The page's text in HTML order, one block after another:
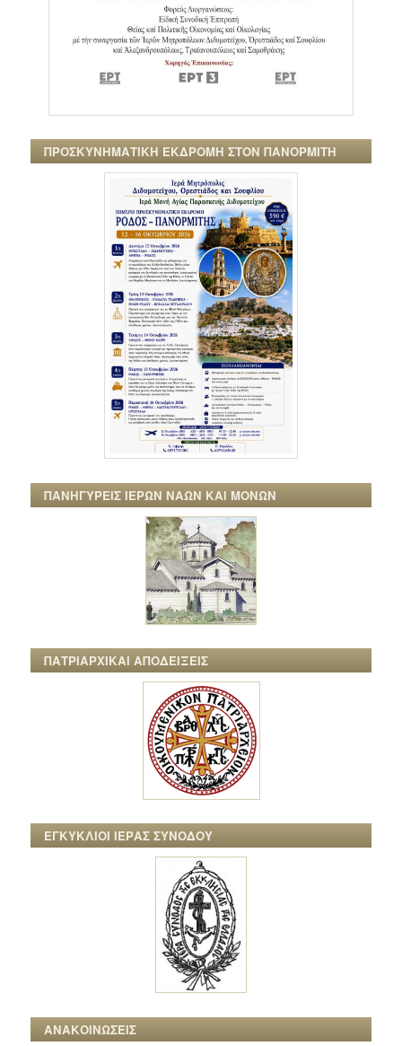
ΠΡΟΣΚΥΝΗΜΑΤΙΚΗ ΕΚΔΡΟΜΗ ΣΤΟΝ ΠΑΝΟΡΜΙΤΗ
ΠΑΝΗΓΥΡΕΙΣ ΙΕΡΩΝ ΝΑΩΝ ΚΑΙ ΜΟΝΩΝ
ΠΑΤΡΙΑΡΧΙΚΑΙ ΑΠΟΔΕΙΞΕΙΣ
ΕΓΚΥΚΛΙΟΙ ΙΕΡΑΣ ΣΥΝΟΔΟΥ
ΑΝΑΚΟΙΝΩΣΕΙΣ